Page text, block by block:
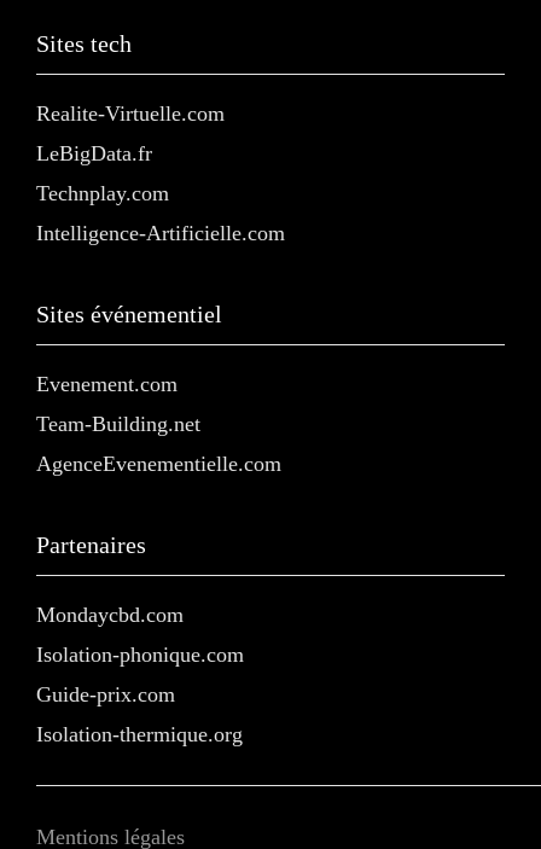
Sites tech
Realite-Virtuelle.com
LeBigData.fr
Technplay.com
Intelligence-Artificielle.com
Sites événementiel
Evenement.com
Team-Building.net
AgenceEvenementielle.com
Partenaires
Mondaycbd.com
Isolation-phonique.com
Guide-prix.com
Isolation-thermique.org
Mentions légales